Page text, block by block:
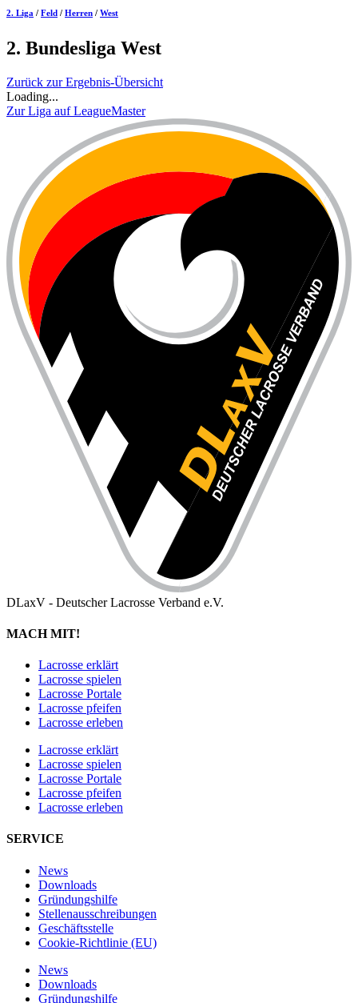
2. Liga / Feld / Herren / West
2. Bundesliga West
Zurück zur Ergebnis-Übersicht
Loading...
Zur Liga auf LeagueMaster
DLaxV - Deutscher Lacrosse Verband e.V.
MACH MIT!
Lacrosse erklärt
Lacrosse spielen
Lacrosse Portale
Lacrosse pfeifen
Lacrosse erleben
Lacrosse erklärt
Lacrosse spielen
Lacrosse Portale
Lacrosse pfeifen
Lacrosse erleben
SERVICE
News
Downloads
Gründungshilfe
Stellen­ausschreibungen
Geschäftsstelle
Cookie-Richtlinie (EU)
News
Downloads
Gründungshilfe